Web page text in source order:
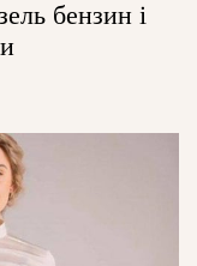
бензин і